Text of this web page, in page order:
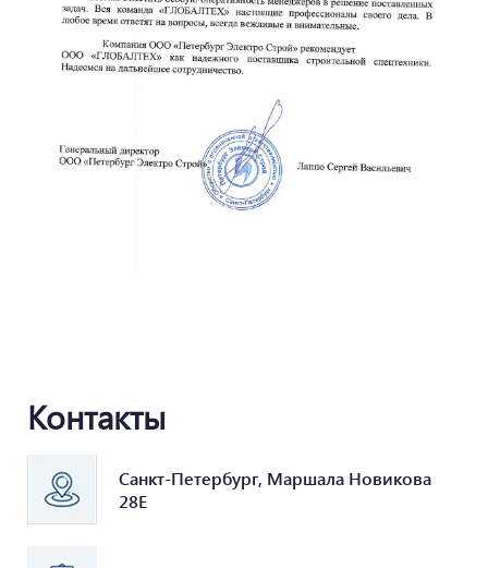
Контакты
Санкт-Петербург, Маршала Новикова
28Е